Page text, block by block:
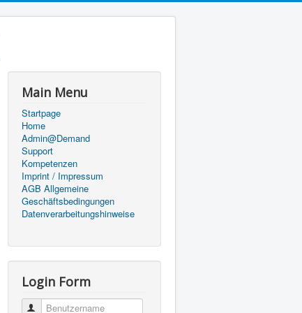
Main Menu
Startpage
Home
Admin@Demand
Support
Kompetenzen
Imprint / Impressum
AGB Allgemeine
Geschäftsbedingungen
Datenverarbeitungshinweise
Login Form
Benutzername